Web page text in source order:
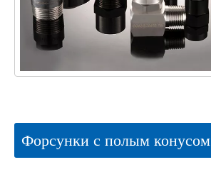
Форсунки с полым конусом